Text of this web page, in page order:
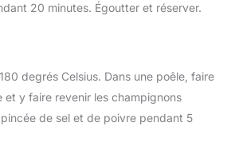
20 minutes. Égoutter et réserver.
degrés Celsius. Dans une poêle, faire
et y faire revenir les champignons
de sel et de poivre pendant 5